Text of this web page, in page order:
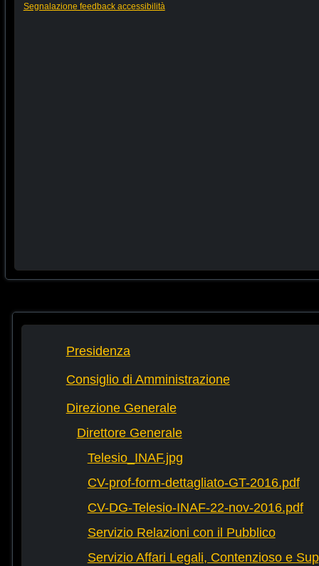
Segnalazione feedback accessibilità
Presidenza
Consiglio di Amministrazione
Direzione Generale
Direttore Generale
Telesio_INAF.jpg
CV-prof-form-dettagliato-GT-2016.pdf
CV-DG-Telesio-INAF-22-nov-2016.pdf
Servizio Relazioni con il Pubblico
Servizio Affari Legali, Contenzioso e